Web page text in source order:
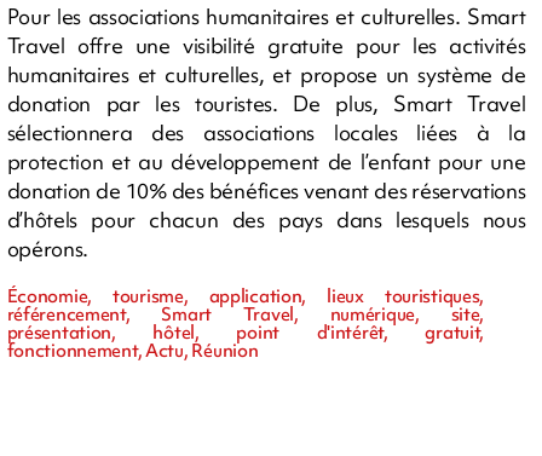
Pour les associations humanitaires et culturelles. Smart
Travel offre une visibilité gratuite pour les activités
humanitaires et culturelles, et propose un système de
donation par les touristes. De plus, Smart Travel
sélectionnera des associations locales liées à la
protection et au développement de l’enfant pour une
donation de 10% des bénéfices venant des réservations
d’hôtels pour chacun des pays dans lesquels nous
opérons.
Économie, tourisme, application, lieux touristiques,
référencement, Smart Travel, numérique, site,
présentation, hôtel, point d'intérêt, gratuit,
fonctionnement, Actu, Réunion